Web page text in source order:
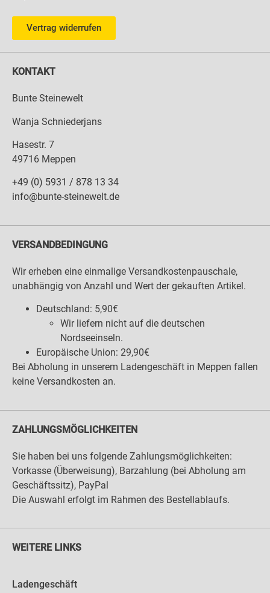
Vertrag widerrufen
KONTAKT
Bunte Steinewelt
Wanja Schniederjans
Hasestr. 7
49716 Meppen
+49 (0) 5931 / 878 13 34
info@bunte-steinewelt.de
VERSANDBEDINGUNG
Wir erheben eine einmalige Versandkostenpauschale,
unabhängig von Anzahl und Wert der gekauften Artikel.
Deutschland: 5,90€
Wir liefern nicht auf die deutschen
Nordseeinseln.
Europäische Union: 29,90€
Bei Abholung in unserem Ladengeschäft in Meppen fallen
keine Versandkosten an.
ZAHLUNGSMÖGLICHKEITEN
Sie haben bei uns folgende Zahlungsmöglichkeiten:
Vorkasse (Überweisung), Barzahlung (bei Abholung am
Geschäftssitz), PayPal
Die Auswahl erfolgt im Rahmen des Bestellablaufs.
WEITERE LINKS
Ladengeschäft